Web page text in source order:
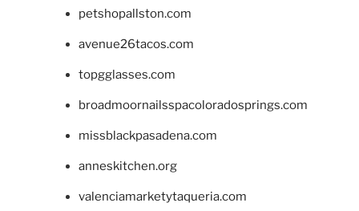
petshopallston.com
avenue26tacos.com
topgglasses.com
broadmoornailsspacoloradosprings.com
missblackpasadena.com
anneskitchen.org
valenciamarketytaqueria.com